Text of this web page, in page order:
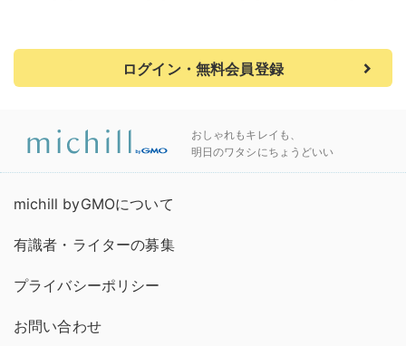
ログイン・無料会員登録
おしゃれもキレイも、
明日のワタシにちょうどいい
michill byGMOについて
有識者・ライターの募集
プライバシーポリシー
お問い合わせ